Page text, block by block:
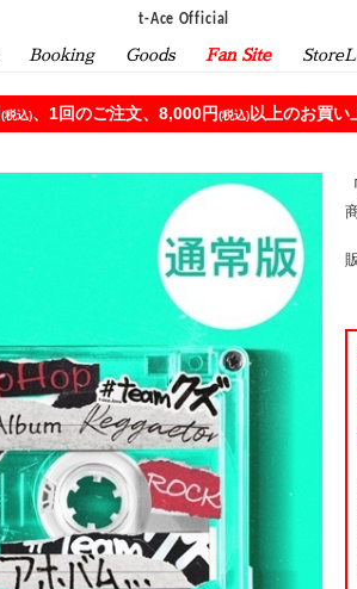
t-Ace Official
Booking Goods Fan Site
(税込)、1回のご注文、8,000円(税込) 以上のお買